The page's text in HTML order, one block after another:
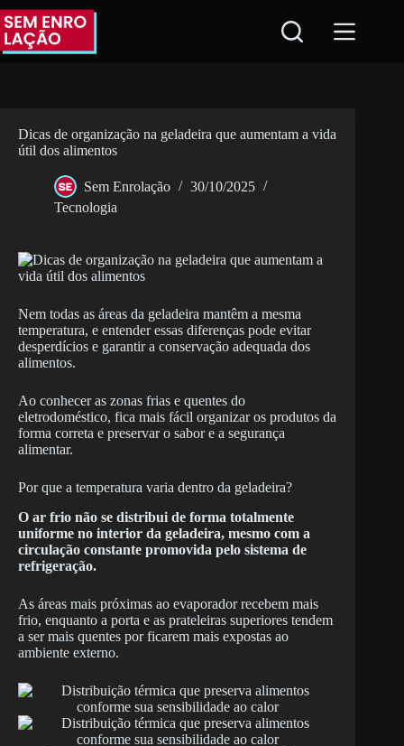
Pular
para
conteúdo
Dicas de organização na geladeira que aumentam a vida
útil dos alimentos
Sem Enrolação
30/10/2025
Tecnologia
Nem todas as áreas da geladeira mantêm a mesma
temperatura, e entender essas diferenças pode evitar
desperdícios e garantir a conservação adequada dos
alimentos.
Ao conhecer as zonas frias e quentes do
eletrodoméstico, fica mais fácil organizar os produtos da
forma correta e preservar o sabor e a segurança
alimentar.
Por que a temperatura varia dentro da geladeira?
O ar frio não se distribui de forma totalmente
uniforme no interior da geladeira, mesmo com a
circulação constante promovida pelo sistema de
refrigeração.
As áreas mais próximas ao evaporador recebem mais
frio, enquanto a porta e as prateleiras superiores tendem
a ser mais quentes por ficarem mais expostas ao
ambiente externo.